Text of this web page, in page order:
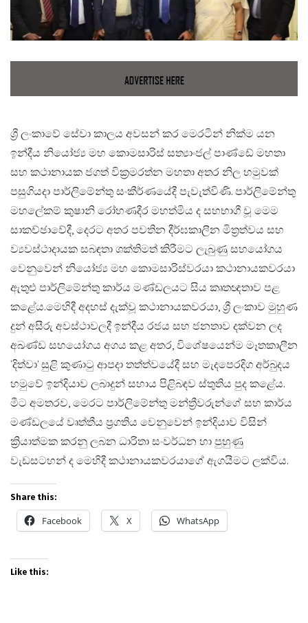
​ශ්‍රී ලංකාවේ සේවා කාලය අවසන් කර මෙරටින් නික්ම යන
ඉන්දීය නියෝජ්‍ය මහ කොමසාරිස් සත්‍යාංජල් පාණ්ඩේ මහතා
සහ කථානායක ජගත් වික්‍රමරත්න මහතා අතර නිල හමුවක්
පසුගියදා පාර්ලිමේන්තු සංකීර්ණයේදී පැවැත්විණි. පාර්ලිමේන්තු
මහලේකම් කුෂානි රෝහණදීර මහත්මිය ද සහභාගී වූ මෙම
සාකච්ඡාවේදී, දෙරට අතර පවතින දීර්ඝකාලීන මිත්‍රත්වය සහ
ව්‍යවස්ථාදායක සබඳතා ශක්තිමත් කිරීමට ලැබුණු සහයෝගය
වෙනුවෙන් නියෝජ්‍ය මහ කොමසාරිස්වරයා කථානායකවරයා
ඇතුළු පාර්ලිමේන්තු කාර්ය මණ්ඩලයට සිය කෘතඥතාව පළ
කළේය.​මෙහිදී අදහස් දැක්වූ කථානායකවරයා, ශ්‍රී ලංකාව මුහුණ
දුන් අසීරු අවස්ථාවලදී ඉන්දීය රජය සහ ජනතාව දක්වන ලද
අඛණ්ඩ සහයෝගය අගය කළ අතර, විශේෂයෙන්ම මෑතකාලීන
‘දිත්වා’ සුළි කුණාටු ආපදා තත්ත්වයේදී සහ මැදපෙරදිග අර්බුදය
හමුවේ ඉන්දියාව ලබාදුන් සහාය පිළිබඳව ස්තුතිය පුද කළේය.
මීට අමතරව, මෙරට පාර්ලිමේන්තු මන්ත්‍රීවරුන්ගේ සහ කාර්ය
මණ්ඩලයේ වෘත්තීය ප්‍රගතිය වෙනුවෙන් ඉන්දියාව විසින්
ක්‍රියාත්මක කරනු ලබන ධාරිතා සංවර්ධන හා පුහුණු
වැඩසටහන් ද මෙහිදී කථානායකවරයාගේ ඇගයීමට ලක්විය.
Share this:
Facebook X WhatsApp
Like this: